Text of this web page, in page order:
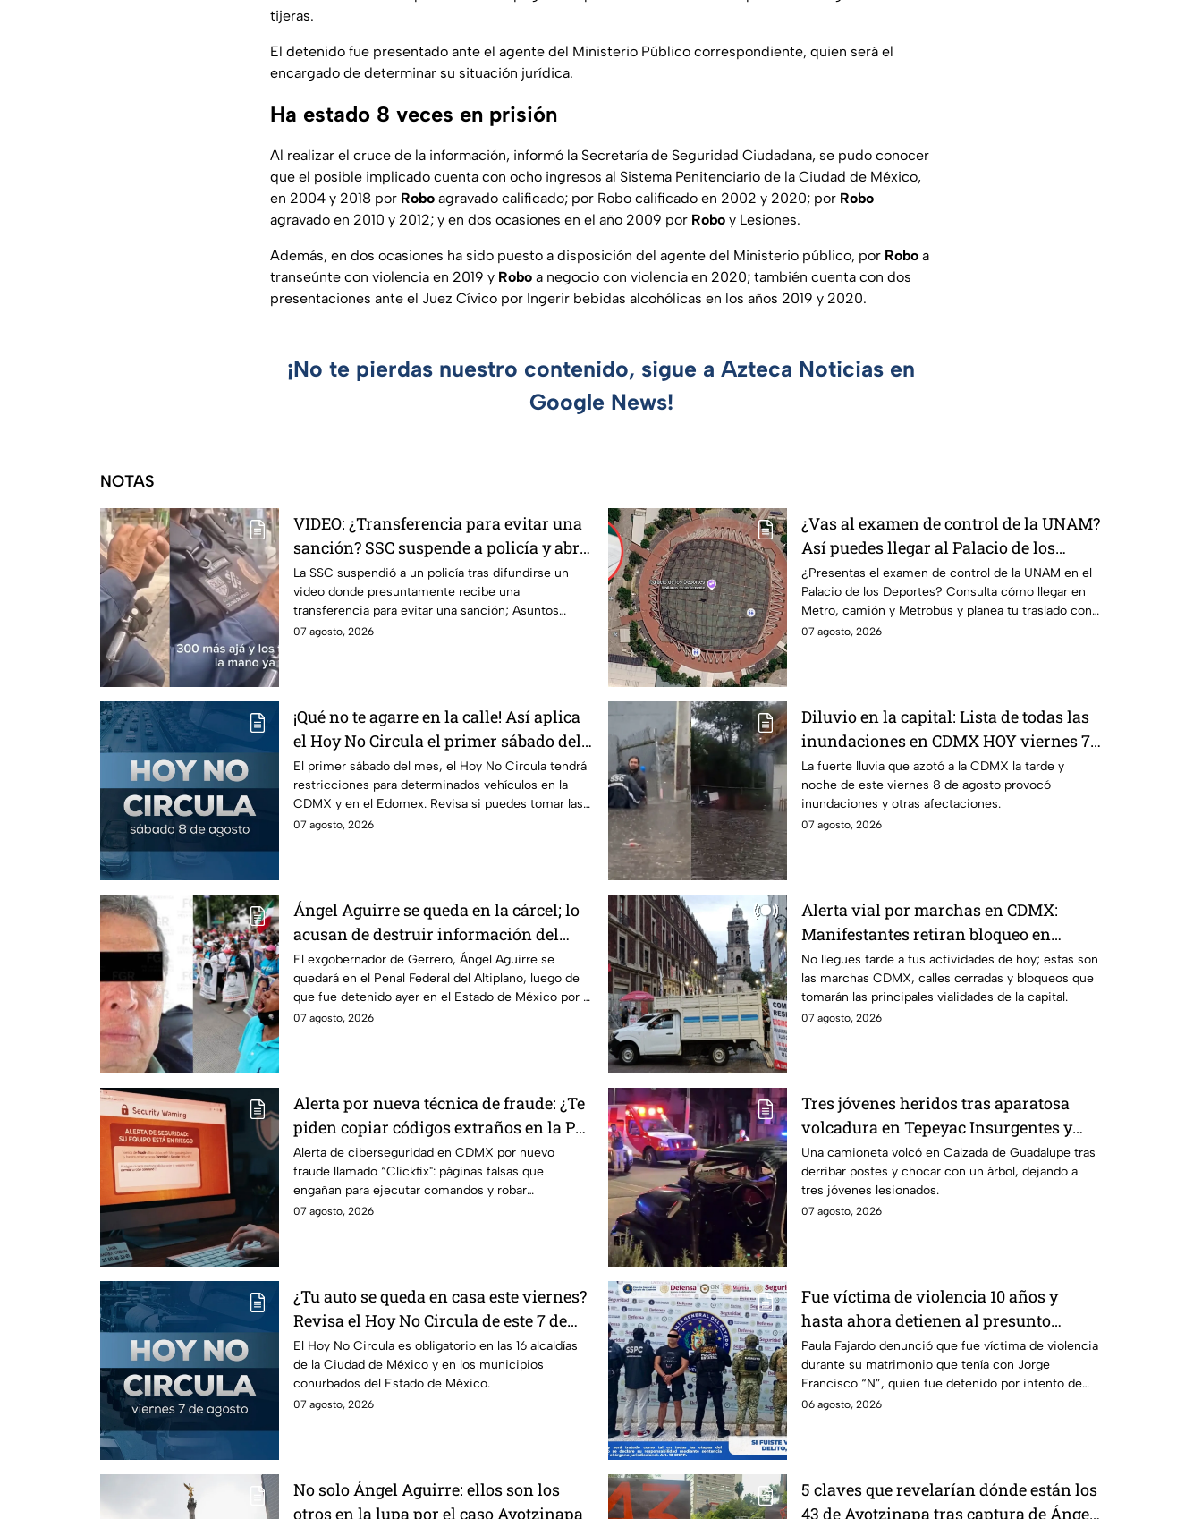
tijeras.
El detenido fue presentado ante el agente del Ministerio Público correspondiente, quien será el
encargado de determinar su situación jurídica.
Ha estado 8 veces en prisión
Al realizar el cruce de la información, informó la Secretaría de Seguridad Ciudadana, se pudo conocer
que el posible implicado cuenta con ocho ingresos al Sistema Penitenciario de la Ciudad de México,
en 2004 y 2018 por Robo agravado calificado; por Robo calificado en 2002 y 2020; por Robo
agravado en 2010 y 2012; y en dos ocasiones en el año 2009 por Robo y Lesiones.
Además, en dos ocasiones ha sido puesto a disposición del agente del Ministerio público, por Robo a
transeúnte con violencia en 2019 y Robo a negocio con violencia en 2020; también cuenta con dos
presentaciones ante el Juez Cívico por Ingerir bebidas alcohólicas en los años 2019 y 2020.
¡No te pierdas nuestro contenido, sigue a Azteca Noticias en
Google News!
NOTAS
VIDEO: ¿Transferencia para evitar una
sanción? SSC suspende a policía y abre
investigación
La SSC suspendió a un policía tras difundirse un
video donde presuntamente recibe una
transferencia para evitar una sanción; Asuntos
Internos ya investiga.
07 agosto, 2026
¿Vas al examen de control de la UNAM?
Así puedes llegar al Palacio de los
Deportes en Metro, camión y Metrobús
¿Presentas el examen de control de la UNAM en el
Palacio de los Deportes? Consulta cómo llegar en
Metro, camión y Metrobús y planea tu traslado con
anticipación.
07 agosto, 2026
¡Qué no te agarre en la calle! Así aplica
el Hoy No Circula el primer sábado del
mes
El primer sábado del mes, el Hoy No Circula tendrá
restricciones para determinados vehículos en la
CDMX y en el Edomex. Revisa si puedes tomar las
llaves y arrancar.
07 agosto, 2026
Diluvio en la capital: Lista de todas las
inundaciones en CDMX HOY viernes 7
de agosto
La fuerte lluvia que azotó a la CDMX la tarde y
noche de este viernes 8 de agosto provocó
inundaciones y otras afectaciones.
07 agosto, 2026
Ángel Aguirre se queda en la cárcel; lo
acusan de destruir información del
caso Ayotzinapa
El exgobernador de Gerrero, Ángel Aguirre se
quedará en el Penal Federal del Altiplano, luego de
que fue detenido ayer en el Estado de México por el
caso Ayotzinapa.
07 agosto, 2026
Alerta vial por marchas en CDMX:
Manifestantes retiran bloqueo en
Canela y Eje 3 Sur, colonia Granjas
México
No llegues tarde a tus actividades de hoy; estas son
las marchas CDMX, calles cerradas y bloqueos que
tomarán las principales vialidades de la capital.
07 agosto, 2026
Alerta por nueva técnica de fraude: ¿Te
piden copiar códigos extraños en la PC?
Cuidado, podrías ser víctima del
peligroso "Clickfix"
Alerta de ciberseguridad en CDMX por nuevo
fraude llamado “Clickfix": páginas falsas que
engañan para ejecutar comandos y robar
información de tu equipo.
07 agosto, 2026
Tres jóvenes heridos tras aparatosa
volcadura en Tepeyac Insurgentes y
operativo en la Juárez, mientras
dormía
Una camioneta volcó en Calzada de Guadalupe tras
derribar postes y chocar con un árbol, dejando a
tres jóvenes lesionados.
07 agosto, 2026
¿Tu auto se queda en casa este viernes?
Revisa el Hoy No Circula de este 7 de
agosto
El Hoy No Circula es obligatorio en las 16 alcaldías
de la Ciudad de México y en los municipios
conurbados del Estado de México.
07 agosto, 2026
Fue víctima de violencia 10 años y
hasta ahora detienen al presunto
agresor: el caso de Paula Fajardo
Paula Fajardo denunció que fue víctima de violencia
durante su matrimonio que tenía con Jorge
Francisco “N”, quien fue detenido por intento de
feminicidio.
06 agosto, 2026
No solo Ángel Aguirre: ellos son los
otros en la lupa por el caso Ayotzinapa
5 claves que revelarían dónde están los
43 de Ayotzinapa tras captura de Ángel